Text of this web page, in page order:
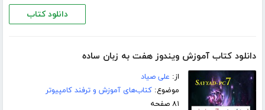
دانلود کتاب
دانلود کتاب آموزش ویندوز هفت به زبان ساده
از: علی صیاد
موضوع:کتاب‌های آموزش و ترفند کامپیوتر
۸۱ صفحه